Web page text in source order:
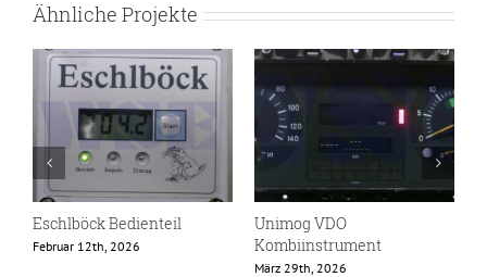
Ähnliche Projekte
Eschlböck Bedienteil
Februar 12th, 2026
Unimog VDO
Kombiinstrument
März 29th, 2026